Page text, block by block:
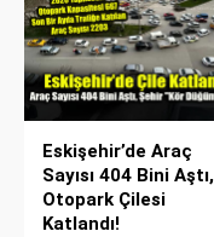
Eskişehir’de Araç
Sayısı 404 Bini Aştı,
Otopark Çilesi
Katlandı!